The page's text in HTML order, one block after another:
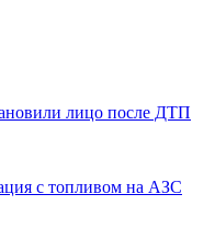
лицо после ДТП
с топливом на АЗС